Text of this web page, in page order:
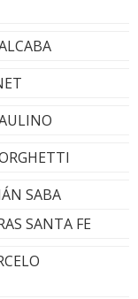
SABA
SANTA FE